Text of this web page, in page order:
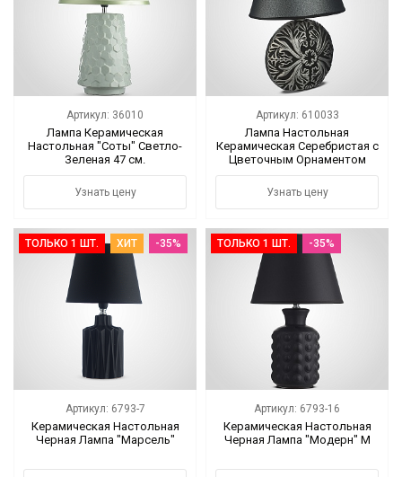
Артикул: 36010
Лампа Керамическая
Настольная "Соты" Светло-
Зеленая 47 см.
Узнать цену
Артикул: 610033
Лампа Настольная
Керамическая Серебристая c
Цветочным Орнаментом
Узнать цену
ТОЛЬКО 1 ШТ. ХИТ -35%
Артикул: 6793-7
Керамическая Настольная
Черная Лампа "Марсель"
ТОЛЬКО 1 ШТ. -35%
Артикул: 6793-16
Керамическая Настольная
Черная Лампа "Модерн" M